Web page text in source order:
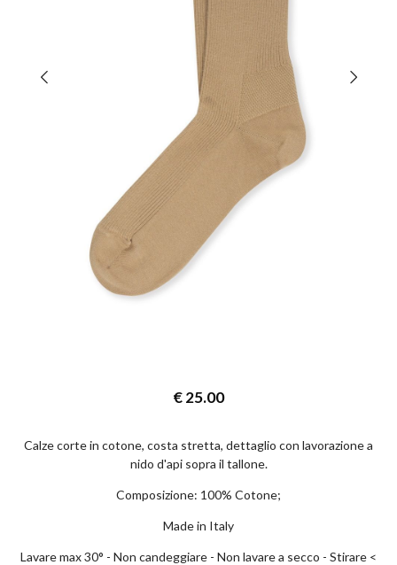
€25.00
Calze corte in cotone, costa stretta, dettaglio con lavorazione a
nido d'api sopra il tallone.
Composizione: 100% Cotone;
Made in Italy
Lavare max 30° - Non candeggiare - Non lavare a secco - Stirare <